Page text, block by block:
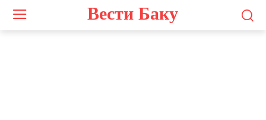
Вести Баку